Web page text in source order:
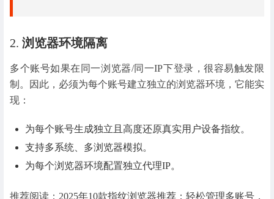
2. 浏览器环境隔离
多个账号如果在同一浏览器/同一IP下登录，很容易触发限
制。因此，必须为每个账号建立独立的浏览器环境，它能实
现：
为每个账号生成独立且高度还原真实用户设备指纹。
支持多系统、多浏览器模拟。
为每个浏览器环境配置独立代理IP。
推荐阅读： 2025年10款指纹浏览器推荐：轻松管理多账号，